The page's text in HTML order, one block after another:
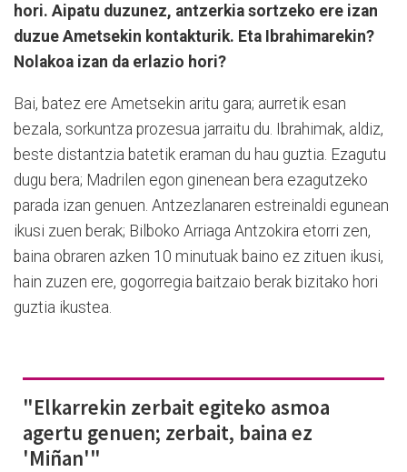
hori. Aipatu duzunez, antzerkia sortzeko ere izan
duzue Ametsekin kontakturik. Eta Ibrahimarekin?
Nolakoa izan da erlazio hori?
Bai, batez ere Ametsekin aritu gara; aurretik esan
bezala, sorkuntza prozesua jarraitu du. Ibrahimak, aldiz,
beste distantzia batetik eraman du hau guztia. Ezagutu
dugu bera; Madrilen egon ginenean bera ezagutzeko
parada izan genuen. Antzezlanaren estreinaldi egunean
ikusi zuen berak; Bilboko Arriaga Antzokira etorri zen,
baina obraren azken 10 minutuak baino ez zituen ikusi,
hain zuzen ere, gogorregia baitzaio berak bizitako hori
guztia ikustea.
"Elkarrekin zerbait egiteko asmoa
agertu genuen; zerbait, baina ez
'Miñan'"